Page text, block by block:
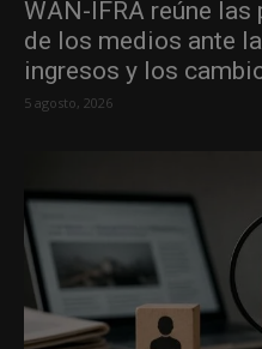
WAN-IFRA reúne
de los medios ante
ingresos y los
5 agosto, 2026